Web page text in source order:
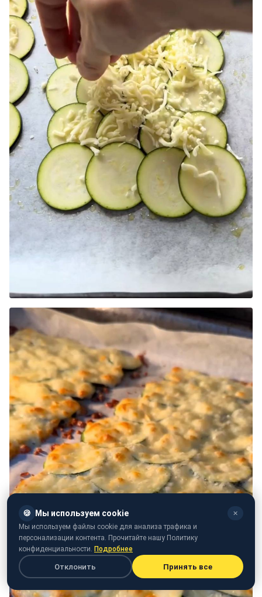
🍪 Мы используем cookie ✕
Мы используем файлы cookie для анализа трафика и
персонализации контента. Прочитайте нашу Политику
конфиденциальности. Подробнее
Отклонить Принять все